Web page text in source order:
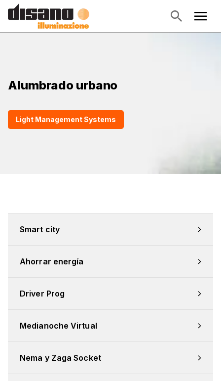
Alumbrado urbano
Light Management Systems
Smart city
Ahorrar energía
Driver Prog
Medianoche Virtual
Nema y Zaga Socket